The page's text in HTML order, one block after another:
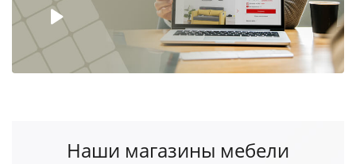
Наши магазины мебели